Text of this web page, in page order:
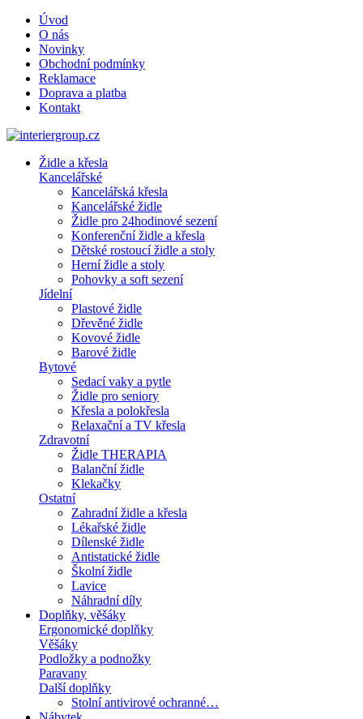
Úvod
O nás
Novinky
Obchodní podmínky
Reklamace
Doprava a platba
Kontakt
Židle a křesla
Kancelářské
Kancelářská křesla
Kancelářské židle
Židle pro 24hodinové sezení
Konferenční židle a křesla
Dětské rostoucí židle a stoly
Herní židle a stoly
Pohovky a soft sezení
Jídelní
Plastové židle
Dřevěné židle
Kovové židle
Barové židle
Bytové
Sedací vaky a pytle
Židle pro seniory
Křesla a polokřesla
Relaxační a TV křesla
Zdravotní
Židle THERAPIA
Balanční židle
Klekačky
Ostatní
Zahradní židle a křesla
Lékařské židle
Dílenské židle
Antistatické židle
Školní židle
Lavice
Náhradní díly
Doplňky, věšáky
Ergonomické doplňky
Věšáky
Podložky a podnožky
Paravany
Další doplňky
Stolní antivirové ochranné…